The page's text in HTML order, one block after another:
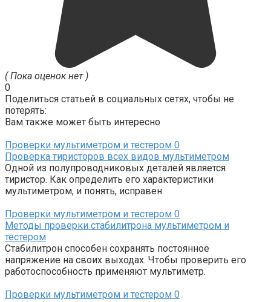
( Пока оценок нет )
0
Поделиться статьей в социальных сетях, чтобы не
потерять:
Вам также может быть интересно
Проверки мультиметром и тестером 0
Проверка тиристоров всех видов мультиметром
Одной из полупроводниковых деталей является
тиристор. Как определить его характеристики
мультиметром, и понять, исправен
Проверки мультиметром и тестером 0
Методы проверки стабилитрона мультиметром и
тестером
Стабилитрон способен сохранять постоянное
напряжение на своих выходах. Чтобы проверить его
работоспособность применяют мультиметр.
Проверки мультиметром и тестером 0